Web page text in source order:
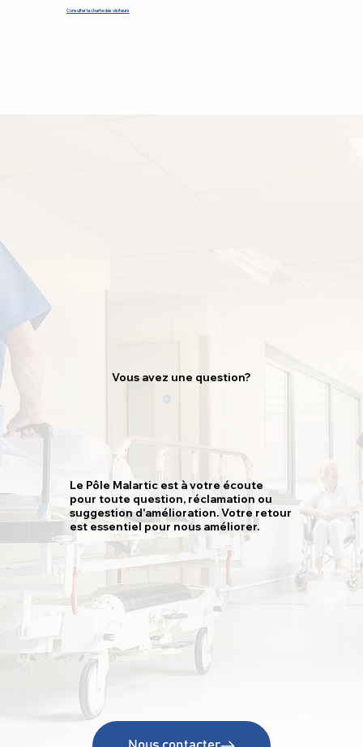
Consulter la charte des visiteurs
Vous avez une question?
Le Pôle Malartic est à votre écoute
pour toute question, réclamation ou
suggestion d'amélioration. Votre retour
est essentiel pour nous améliorer.